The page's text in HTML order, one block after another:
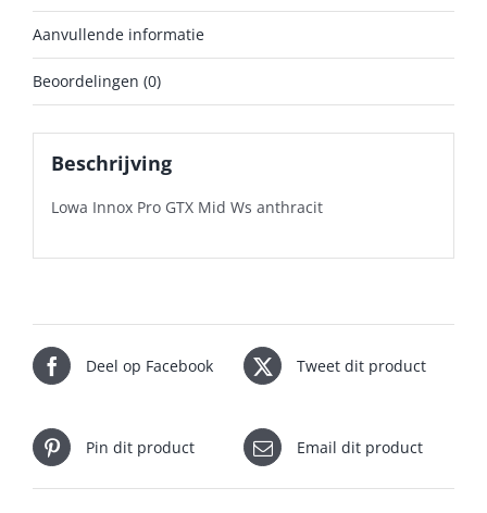
Aanvullende informatie
Beoordelingen (0)
Beschrijving
Lowa Innox Pro GTX Mid Ws anthracit
Deel op Facebook Tweet dit product
Pin dit product Email dit product